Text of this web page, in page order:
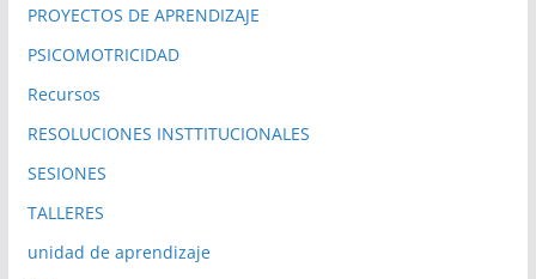
PROYECTOS DE APRENDIZAJE
PSICOMOTRICIDAD
Recursos
RESOLUCIONES INSTTITUCIONALES
SESIONES
TALLERES
unidad de aprendizaje